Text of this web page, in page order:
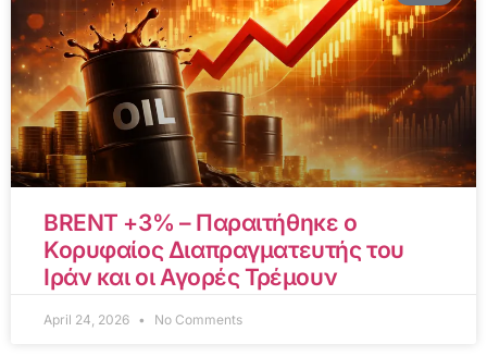
BRENT +3% – Παραιτήθηκε ο
Κορυφαίος Διαπραγματευτής του
Ιράν και οι Αγορές Τρέμουν
April 24, 2026 No Comments